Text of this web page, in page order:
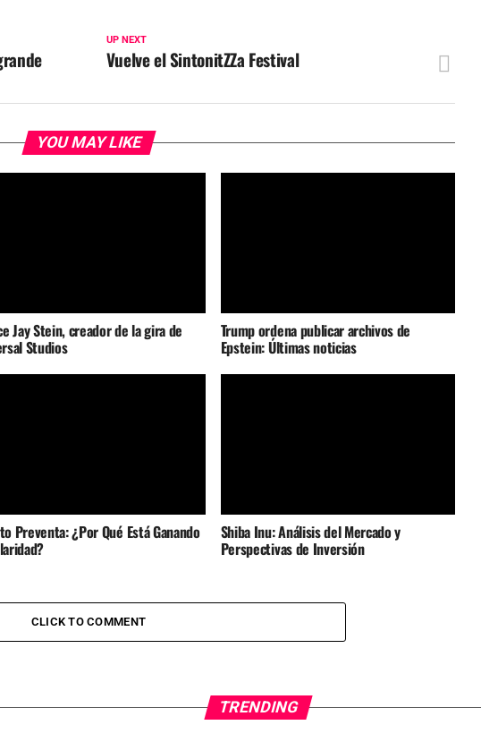
UP NEXT
Vuelve el SintonitZZa Festival
YOU MAY LIKE
Jay Stein, creador de la gira de
Studios
Trump ordena publicar archivos de
Epstein: Últimas noticias
Preventa: ¿Por Qué Está Ganando Shiba Inu: Análisis del Mercado y
Perspectivas de Inversión
CLICK TO COMMENT
TRENDING